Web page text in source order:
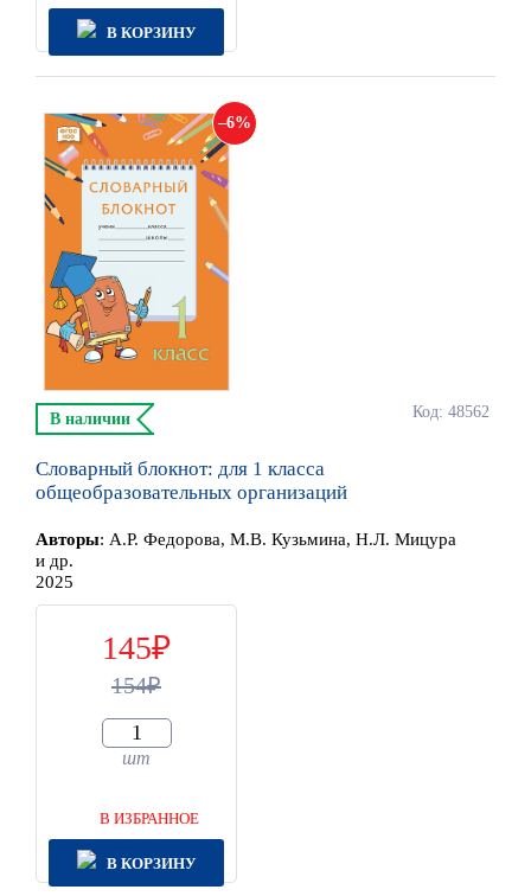
В КОРЗИНУ
6
Код: 48562
В наличии
Словарный блокнот: для 1 класса
общеобразовательных организаций
Авторы: А.Р. Федорова, М.В. Кузьмина, Н.Л. Мицура
и др.
2025
145
154
шт
В ИЗБРАННОЕ
В КОРЗИНУ